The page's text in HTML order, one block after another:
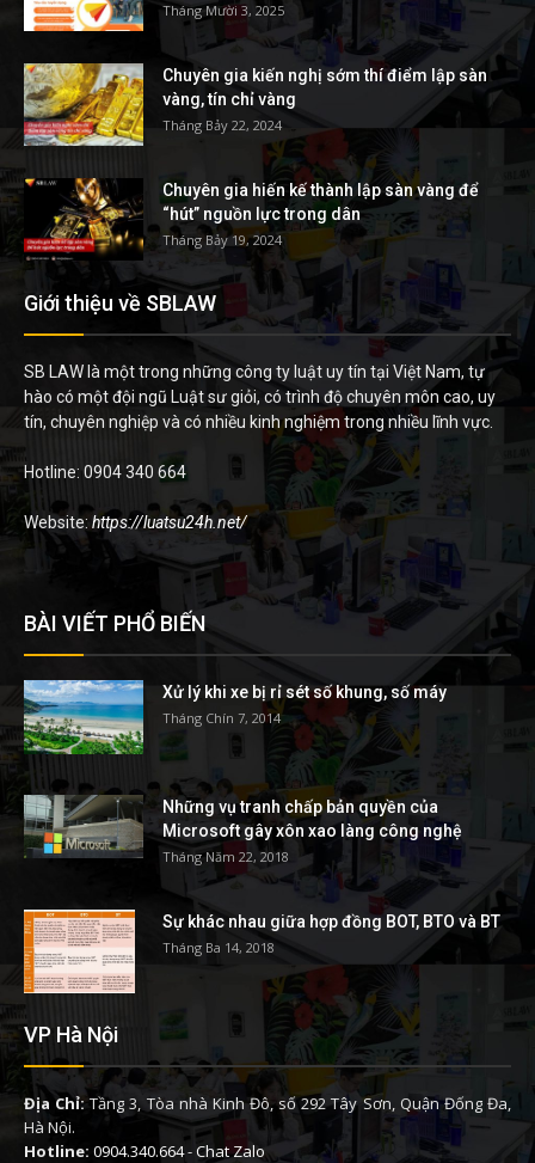
Tháng Mười 3, 2025
Chuyên gia kiến nghị sớm thí điểm lập sàn
vàng, tín chỉ vàng
Tháng Bảy 22, 2024
Chuyên gia hiến kế thành lập sàn vàng để
“hút” nguồn lực trong dân
Tháng Bảy 19, 2024
Giới thiệu về SBLAW
SB LAW là một trong những công ty luật uy tín tại Việt Nam, tự
hào có một đội ngũ Luật sư giỏi, có trình độ chuyên môn cao, uy
tín, chuyên nghiệp và có nhiều kinh nghiệm trong nhiều lĩnh vực.
Hotline: 0904 340 664
Website: https://luatsu24h.net/
BÀI VIẾT PHỔ BIẾN
Xử lý khi xe bị rỉ sét số khung, số máy
Tháng Chín 7, 2014
Những vụ tranh chấp bản quyền của
Microsoft gây xôn xao làng công nghệ
Tháng Năm 22, 2018
Sự khác nhau giữa hợp đồng BOT, BTO và BT
Tháng Ba 14, 2018
VP Hà Nội
Địa Chỉ: Tầng 3, Tòa nhà Kinh Đô, số 292 Tây Sơn, Quận Đống Đa,
Hà Nội.
Hotline: 0904.340.664-Chat Zalo